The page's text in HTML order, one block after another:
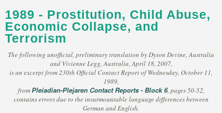
1989 - Prostitution, Child Abuse,
Economic Collapse, and
Terrorism
The following unofficial, preliminary translation by Dyson Devine, Australia
and Vivienne Legg, Australia, April 18, 2007,
is an excerpt from 230th Official Contact Report of Wednesday, October 11,
1989,
fromPleiadian-Plejaren Contact Reports - Block 6, pages 50-52,
contains errors due to the insurmountable language differences between
German and English.